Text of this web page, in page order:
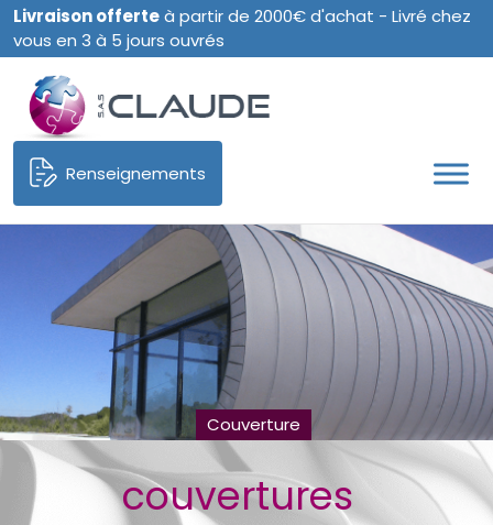
Livraison offerteà partir de 2000€ d'achat - Livré chez
vous en 3 à 5 jours ouvrés
Renseignements
Couverture
couvertures